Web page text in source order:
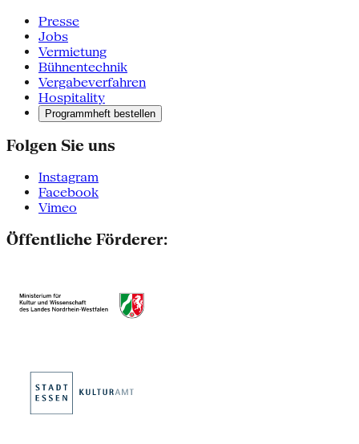
Presse
Jobs
Vermietung
Bühnentechnik
Vergabeverfahren
Hospitality
Programmheft bestellen
Folgen Sie uns
Instagram
Facebook
Vimeo
Öffentliche Förderer: